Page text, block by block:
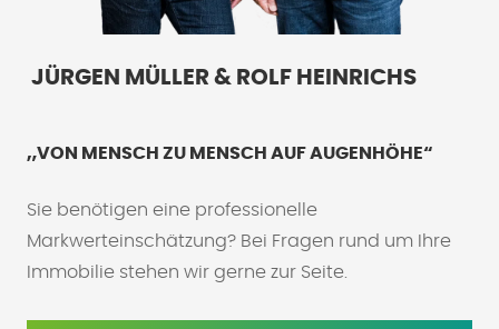
JÜRGEN MÜLLER & ROLF HEINRICHS
„VON MENSCH ZU MENSCH AUF AUGENHÖHE“
Sie benötigen eine professionelle
Markwerteinschätzung? Bei Fragen rund um Ihre
Immobilie stehen wir gerne zur Seite.